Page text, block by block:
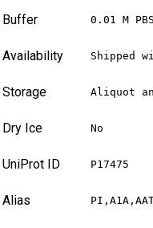
Buffer 0.01 M
Availability Shipped
Storage Aliquot
Dry Ice No
UniProt ID P17475
Alias